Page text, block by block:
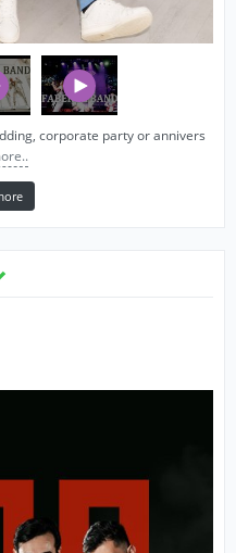
corporate party or annivers